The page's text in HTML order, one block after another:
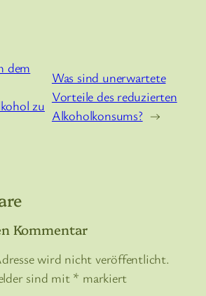
dem
zu
Was sind unerwartete
Vorteile des reduzierten
Alkoholkonsums? →
Kommentar
wird nicht veröffentlicht.
sind mit * markiert